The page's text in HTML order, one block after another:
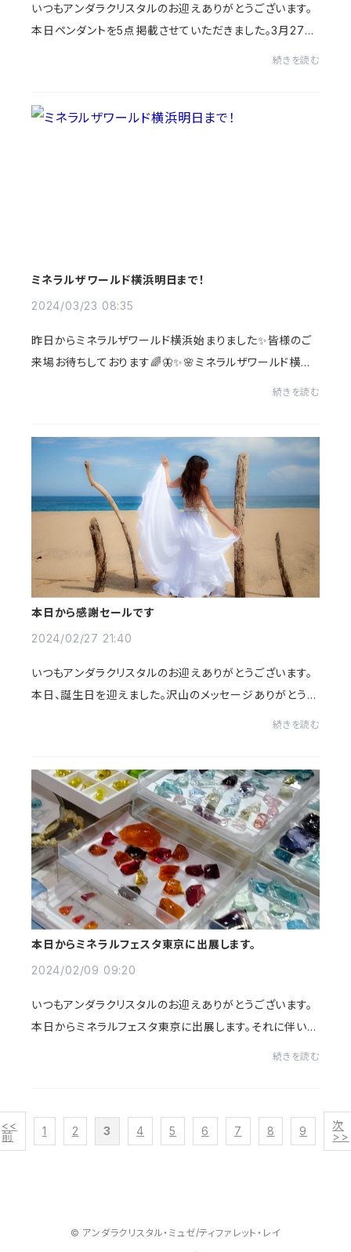
いつもアンダラクリスタルのお迎えありがとうございます。
本日ペンダントを5点掲載させていただきました。3月27日
続きを読む
ミネラルザワールド横浜明日まで！
2024/03/23 08:35
昨日からミネラルザワールド横浜始まりました✨皆様のご
来場お待ちしております🌈🦋✨🌸ミネラルザワールド横浜
続きを読む
本日から感謝セールです
2024/02/27 21:40
いつもアンダラクリスタルのお迎えありがとうございます。
本日、誕生日を迎えました。沢山のメッセージありがとうご
続きを読む
本日からミネラルフェスタ東京に出展します。
2024/02/09 09:20
いつもアンダラクリスタルのお迎えありがとうございます。
本日からミネラルフェスタ東京に出展します。それに伴いオ
続きを読む
<<
前
1 2 3 4 5 6 7 8 9
次
>>
© アンダラクリスタル・ミュゼ/ティファレット・レイ